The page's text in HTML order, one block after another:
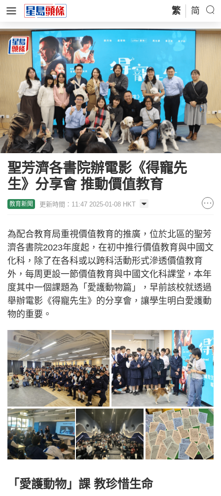
繁 简
聖芳濟各書院辦電影《得寵先
生》分享會 推動價值教育
教育新聞 更新時間：11:47 2025-01-08 HKT
為配合教育局重視價值教育的推廣，位於北區的聖芳
濟各書院2023年度起，在初中推行價值教育與中國文
化科，除了在各科或以跨科活動形式滲透價值教育
外，每周更設一節價值教育與中國文化科課堂，本年
度其中一個課題為「愛護動物篇」，早前該校就透過
舉辦電影《得寵先生》的分享會，讓學生明白愛護動
物的重要。
「愛護動物」課 教珍惜生命